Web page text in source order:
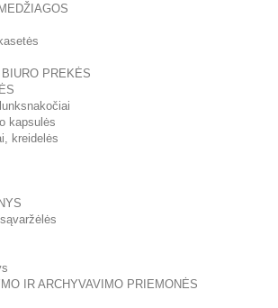
PREKĖS
kapsulės
kreidelės
IR ARCHYVAVIMO PRIEMONĖS